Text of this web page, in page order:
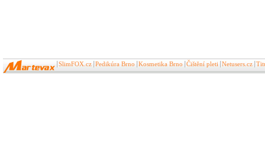
SlimFOX.cz Pedikúra Brno Kosmetika Brno Čištění pleti Netusers.cz